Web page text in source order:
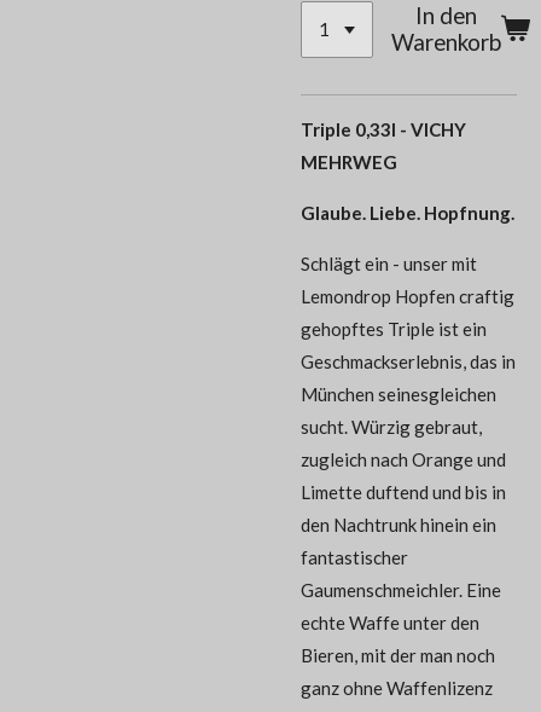
In den
Warenkorb
Triple 0,33l - VICHY
MEHRWEG
Glaube. Liebe. Hopfnung.
Schlägt ein - unser mit
Lemondrop Hopfen craftig
gehopftes Triple ist ein
Geschmackserlebnis, das in
München seinesgleichen
sucht. Würzig gebraut,
zugleich nach Orange und
Limette duftend und bis in
den Nachtrunk hinein ein
fantastischer
Gaumenschmeichler. Eine
echte Waffe unter den
Bieren, mit der man noch
ganz ohne Waffenlizenz